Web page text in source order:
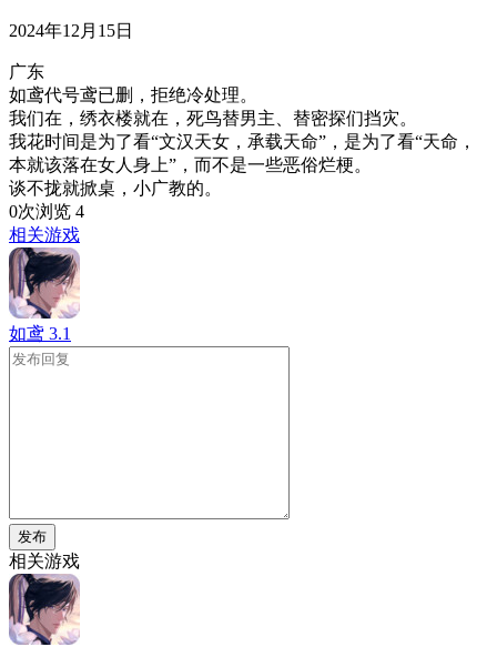
2024年12月15日
广东
如鸢代号鸢已删，拒绝冷处理。
我们在，绣衣楼就在，死鸟替男主、替密探们挡灾。
我花时间是为了看“文汉天女，承载天命”，是为了看“天命，
本就该落在女人身上”，而不是一些恶俗烂梗。
谈不拢就掀桌，小广教的。
0次浏览 4
相关游戏
如鸢 3.1
发布
相关游戏